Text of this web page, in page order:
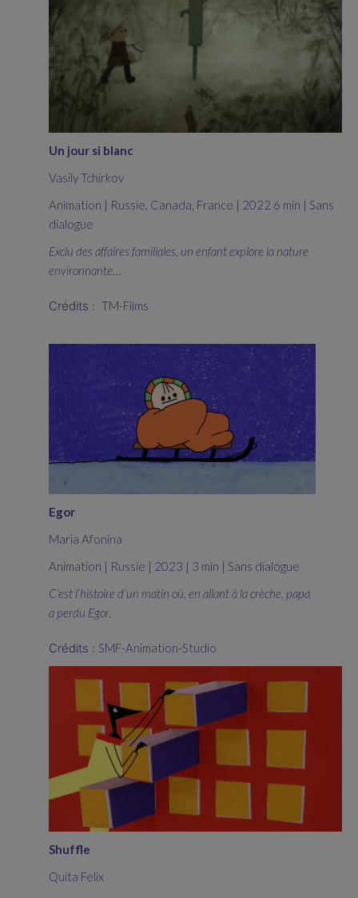
Un jour si blanc
Vasily Tchirkov
Animation | Russie, Canada, France | 2022 6 min | Sans
dialogue
Exclu des affaires familiales, un enfant explore la nature
environnante…
Crédits : TM-Films
Egor
Maria Afonina
Animation | Russie | 2023 | 3 min | Sans dialogue
C’est l’histoire d’un matin où, en allant à la crèche, papa
a perdu Egor.
Crédits : SMF-Animation-Studio
Shuffle
Quita Felix